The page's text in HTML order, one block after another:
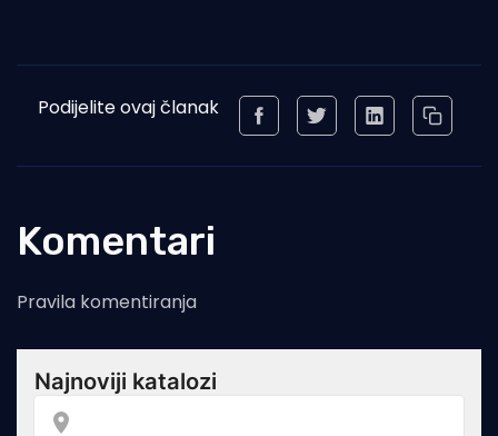
Podijelite ovaj članak
Komentari
Pravila komentiranja